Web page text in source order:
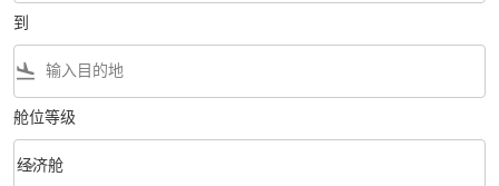
到
flight_land
舱位等级
舱位等级 option 经济舱 Selected
经济舱
keyboard_arrow_down